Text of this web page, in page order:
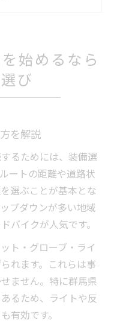
転車通勤を左右
利アイテムの実
県独自の安全対
勤安全対策の実践
馬県の交通ルール
馬特有の危険ポイ
役立つ群馬の条例
始めるなら
び
を解説
るためには、装備選
ートの距離や道路状
選ぶことが基本とな
プダウンが多い地域
バイクが人気です。
ト・グローブ・ライ
れます。これらは事
ません。特に群馬県
るため、ライトや反
有効です。